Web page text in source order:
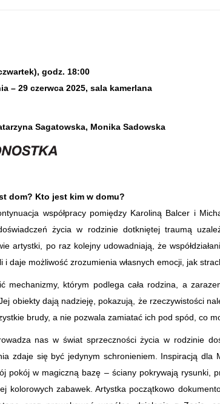
godz. 18:00
– 29 czerwca 2025, sala kamerlana
Sagatowska, Monika Sadowska
dom? Kto jest kim w domu?
współpracy pomiędzy Karoliną Balcer i
życia w rodzinie dotkniętej traumą
artystki, po raz kolejny udowadniają, że
i daje możliwość zrozumienia własnych emocji, jak
mechanizmy, którym podlega cała rodzina, a
obiekty dają nadzieję, pokazują, że rzeczywistości
brudy, a nie pozwala zamiatać ich pod spód, co
nas w świat sprzeczności życia w rodzinie
zdaje się być jedynym schronieniem. Inspiracją dla
pokój w magiczną bazę – ściany pokrywają rysunki,
kolorowych zabawek. Artystka początkowo